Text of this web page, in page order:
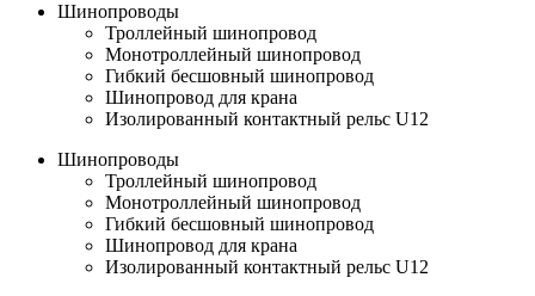
Шинопроводы
Троллейный шинопровод
Монотроллейный шинопровод
Гибкий бесшовный шинопровод
Шинопровод для крана
Изолированный контактный рельс U12
Шинопроводы
Троллейный шинопровод
Монотроллейный шинопровод
Гибкий бесшовный шинопровод
Шинопровод для крана
Изолированный контактный рельс U12